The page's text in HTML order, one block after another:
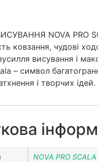
NOVA PRO
ковзання, чудові
висування і
– символ
і творчих ідей.
NOVA PRO SCALA